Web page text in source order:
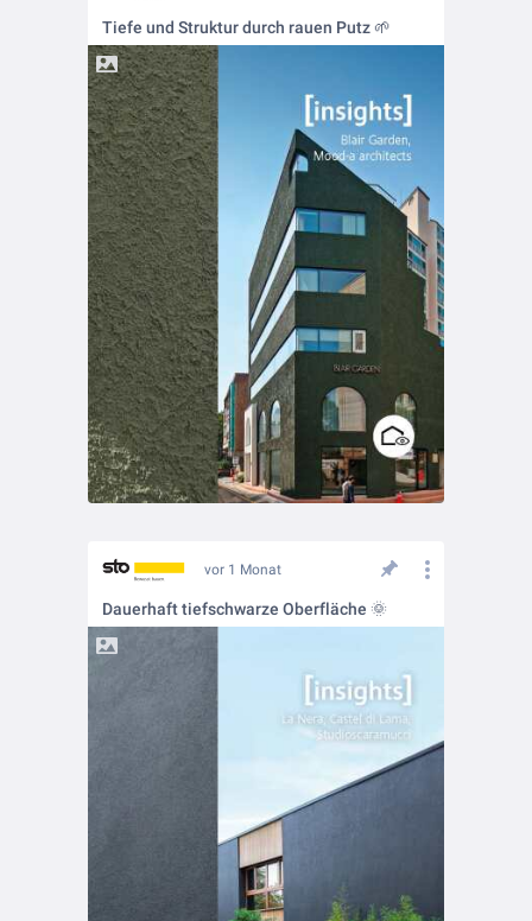
Tiefe und Struktur durch rauen Putz 🌱
vor 1 Monat
Dauerhaft tiefschwarze Oberfläche 🌞